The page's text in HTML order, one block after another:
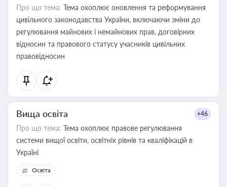
Про що тема: Тема охоплює оновлення та реформування
цивільного законодавства України, включаючи зміни до
регулювання майнових і немайнових прав, договірних
відносин та правового статусу учасників цивільних
правовідносин
Вища освіта +46
Про що тема: Тема охоплює правове регулювання
системи вищої освіти, освітніх рівнів та кваліфікацій в
Україні
Освіта